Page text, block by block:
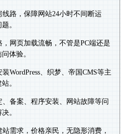
路，保障网站24小时不间断运
。
网页加载流畅，不管是PC端还是
体验。
WordPress、织梦、帝国CMS等主
。
备案、程序安装、网站故障等问
。
需求，价格亲民，无隐形消费，